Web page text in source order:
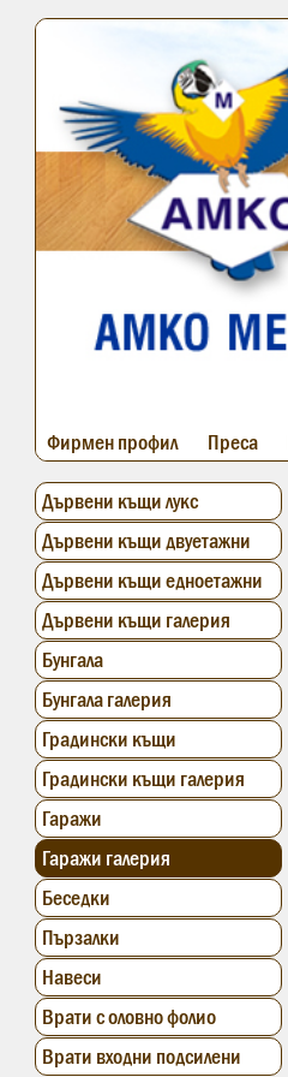
Фирмен профил Преса
Дървени къщи лукс
Дървени къщи двуетажни
Дървени къщи едноетажни
Дървени къщи галерия
Бунгала
Бунгала галерия
Градински къщи
Градински къщи галерия
Гаражи
Гаражи галерия
Беседки
Пързалки
Навеси
Врати с оловно фолио
Врати входни подсилени